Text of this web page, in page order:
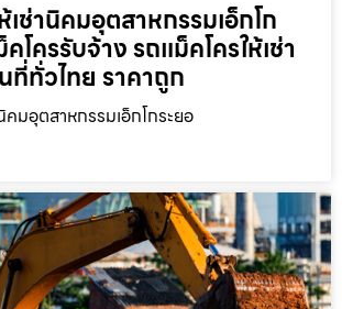
เช่านิคมอุตสาหกรรมเอ็กโก
โครรับจ้าง รถแม็คโครให้เช่า
ทั่วไทย ราคาถูก
คมอุตสาหกรรมเอ็กโกระยอ